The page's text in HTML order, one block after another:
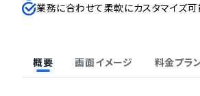
業務に合わせて柔軟にカスタマイズ
概要 画面イメージ 料金プラ